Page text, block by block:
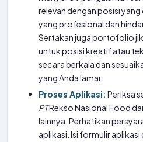
relevan dengan posisi
yang profesional dan
Sertakan juga portofolio
untuk posisi kreatif atau
secara berkala dan
yang Anda lamar.
Proses Aplikasi: Periksa
PTRekso Nasional Food
lainnya. Perhatikan
aplikasi. Isi formulir aplikasi